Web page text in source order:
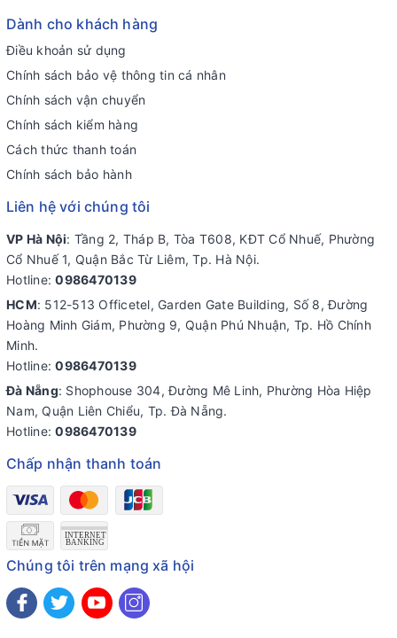
Dành cho khách hàng
Điều khoản sử dụng
Chính sách bảo vệ thông tin cá nhân
Chính sách vận chuyển
Chính sách kiểm hàng
Cách thức thanh toán
Chính sách bảo hành
Liên hệ với chúng tôi
VP Hà Nội: Tầng 2, Tháp B, Tòa T608, KĐT Cổ Nhuế, Phường
Cổ Nhuế 1, Quận Bắc Từ Liêm, Tp. Hà Nội.
Hotline:0986470139
HCM: 512-513 Officetel, Garden Gate Building, Số 8, Đường
Hoàng Minh Giám, Phường 9, Quận Phú Nhuận, Tp. Hồ Chính
Minh.
Hotline:0986470139
Đà Nẵng: Shophouse 304, Đường Mê Linh, Phường Hòa Hiệp
Nam, Quận Liên Chiểu, Tp. Đà Nẵng.
Hotline:0986470139
Chấp nhận thanh toán
Chúng tôi trên mạng xã hội